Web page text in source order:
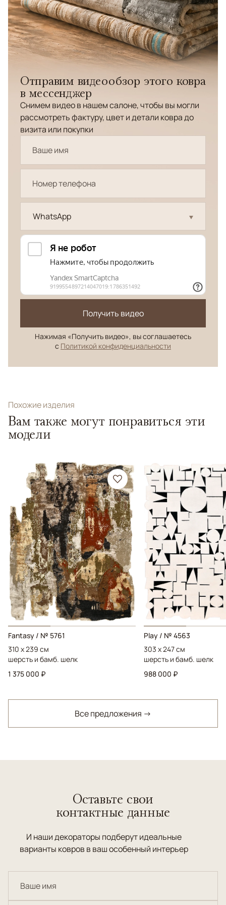
Отправим видеообзор этого ковра
в мессенджер
Снимем видео в нашем салоне, чтобы вы могли
рассмотреть фактуру, цвет и детали ковра до
визита или покупки
WhatsApp
Получить видео
Нажимая «Получить видео», вы соглашаетесь
с Политикой конфиденциальности
Похожие изделия
Вам также могут понравиться эти
модели
Fantasy / № 5761
310 x 239 см
шерсть и бамб. шелк
1 375 000 ₽
Play / № 4563
303 x 247 см
шерсть и бамб. шелк
988 000 ₽
Все предложения →
Оставьте свои
контактные данные
И наши декораторы подберут идеальные
варианты ковров в ваш особенный интерьер